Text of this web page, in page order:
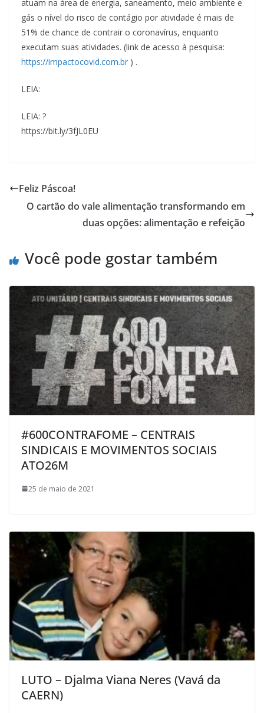
atuam na área de energia, saneamento, meio ambiente e
gás o nível do risco de contágio por atividade é mais de
51% de chance de contrair o coronavírus, enquanto
executam suas atividades. (link de acesso à pesquisa:
https://impactocovid.com.br ) .
LEIA:
LEIA: ?
https://bit.ly/3fJL0EU
Feliz Páscoa!
O cartão do vale alimentação transformando em
duas opções: alimentação e refeição
Você pode gostar também
#600CONTRAFOME – CENTRAIS
SINDICAIS E MOVIMENTOS SOCIAIS
ATO26M
25 de maio de 2021
LUTO – Djalma Viana Neres (Vavá da
CAERN)